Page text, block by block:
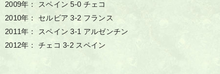
2009年： スペイン 5-0 チェコ
2010年： セルビア 3-2 フランス
2011年： スペイン 3-1 アルゼンチン
2012年： チェコ 3-2 スペイン